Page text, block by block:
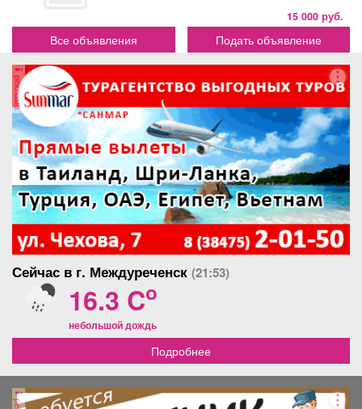
15 000 руб.
Все объявления Подать объявление
реклама
Сейчас в г. Междуреченск (21:53)
16.3 Co
небольшой дождь
Подробнее